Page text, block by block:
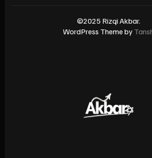
©2025 Rizqi Akbar.
WordPress Theme by